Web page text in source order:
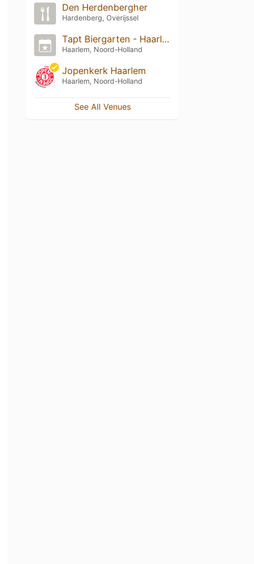
Den Herdenbergher
Hardenberg, Overijssel
Tapt Biergarten - Haarlem-Oost
Haarlem, Noord-Holland
Jopenkerk Haarlem
Haarlem, Noord-Holland
See All Venues